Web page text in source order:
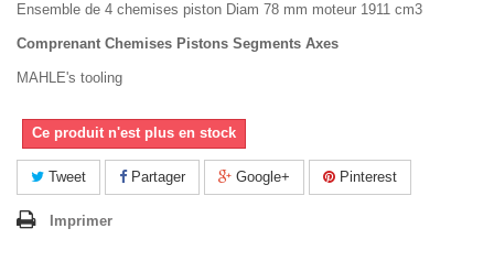
Ensemble de 4 chemises piston Diam 78 mm moteur 1911 cm3
Comprenant Chemises Pistons Segments Axes
MAHLE's tooling
Ce produit n'est plus en stock
Tweet Partager Google+ Pinterest
Imprimer